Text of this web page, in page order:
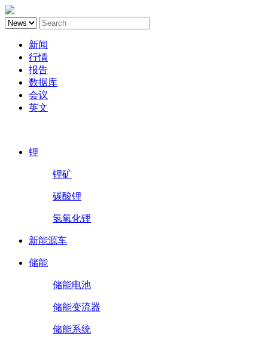
新闻
行情
报告
数据库
会议
英文
锂
锂矿
碳酸锂
氢氧化锂
新能源车
储能
储能电池
储能变流器
储能系统